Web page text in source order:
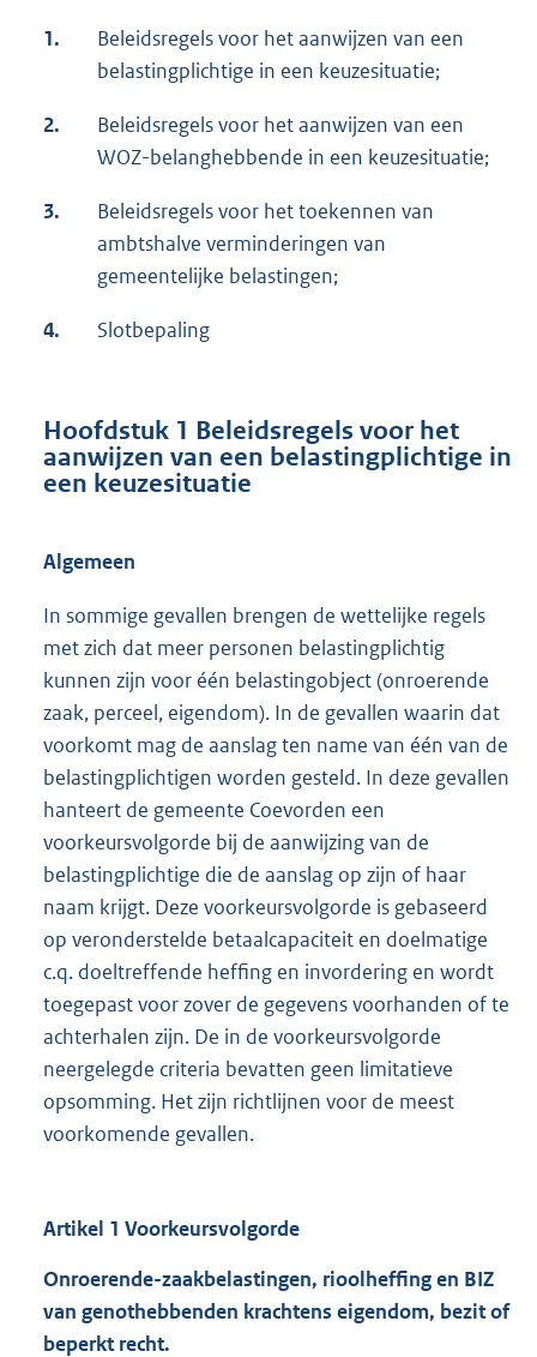
1.
Beleidsregels voor het aanwijzen van een
belastingplichtige in een keuzesituatie;
2.
Beleidsregels voor het aanwijzen van een
WOZ-belanghebbende in een keuzesituatie;
3.
Beleidsregels voor het toekennen van
ambtshalve verminderingen van
gemeentelijke belastingen;
4. Slotbepaling
Hoofdstuk 1 Beleidsregels voor het
aanwijzen van een belastingplichtige in
een keuzesituatie
Algemeen
In sommige gevallen brengen de wettelijke regels
met zich dat meer personen belastingplichtig
kunnen zijn voor één belastingobject (onroerende
zaak, perceel, eigendom). In de gevallen waarin dat
voorkomt mag de aanslag ten name van één van de
belastingplichtigen worden gesteld. In deze gevallen
hanteert de gemeente Coevorden een
voorkeursvolgorde bij de aanwijzing van de
belastingplichtige die de aanslag op zijn of haar
naam krijgt. Deze voorkeursvolgorde is gebaseerd
op veronderstelde betaalcapaciteit en doelmatige
c.q. doeltreffende heffing en invordering en wordt
toegepast voor zover de gegevens voorhanden of te
achterhalen zijn. De in de voorkeursvolgorde
neergelegde criteria bevatten geen limitatieve
opsomming. Het zijn richtlijnen voor de meest
voorkomende gevallen.
Artikel 1 Voorkeursvolgorde
Onroerende-zaakbelastingen, rioolheffing en BIZ
van genothebbenden krachtens eigendom, bezit of
beperkt recht.